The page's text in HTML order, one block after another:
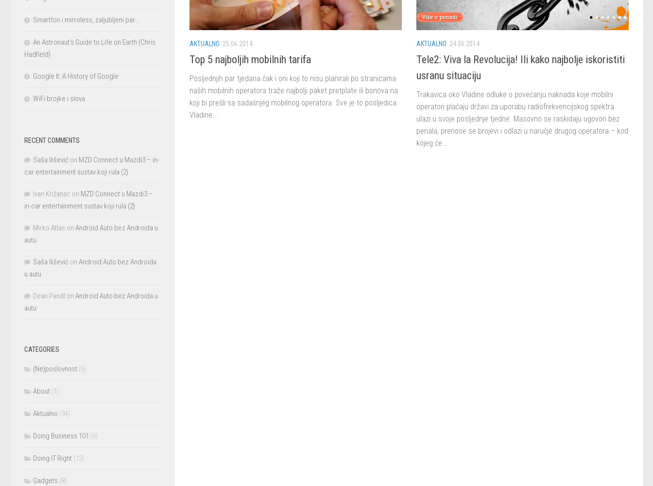
AKTUALNO 25.06.2014.
Top 5 najboljih mobilnih tarifa
Posljednjih par tjedana čak i oni koji to nisu planirali po stranicama
naših mobilnih operatora traže najbolji paket pretplate ili bonova na
koji bi prešli sa sadašnjeg mobilnog operatora. Sve je to posljedica
Vladine...
AKTUALNO 24.06.2014.
Tele2: Viva la Revolucija! Ili kako najbolje iskoristiti
usranu situaciju
Trakavica oko Vladine odluke o povećanju naknada koje mobilni
operatori plaćaju državi za uporabu radiofrekvencijskog spektra
ulazi u svoje posljednje tjedne. Masovno se raskidaju ugovori bez
penala, prenose se brojevi i odlazi u naručje drugog operatora – kod
kojeg će...
Smartfon i mirroless, zaljubljeni par…
An Astronaut’s Guide to Life on Earth (Chris
Hadfield)
Google It: A History of Google
WiFi brojke i slova
RECENT COMMENTS
Saša Ilišević on MZD Connect u Mazdi3 – in-
car entertainment sustav koji rula (2)
Ivan Križanac on MZD Connect u Mazdi3 –
in-car entertainment sustav koji rula (2)
Mirko Atlas on Android Auto bez Androida u
autu
Saša Ilišević on Android Auto bez Androida
u autu
Dean Pandl on Android Auto bez Androida u
autu
CATEGORIES
(Ne)poslovnost (6)
About (1)
Aktualno (34)
Doing Business 101 (6)
Doing IT Right (12)
Gadgets (8)